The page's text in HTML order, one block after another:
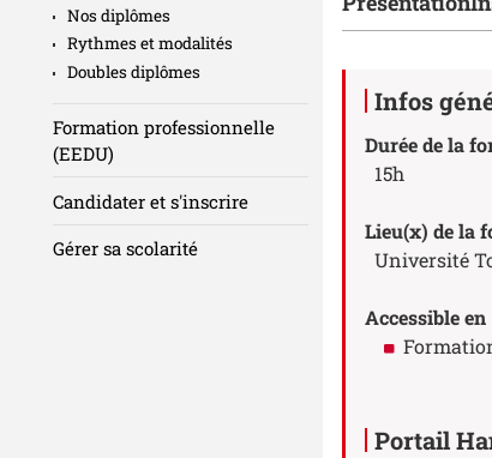
Infos
Durée de la
15h
Lieu(x) de la
Université
Accessible en
Portail
Nos diplômes
Rythmes et modalités
Doubles diplômes
Formation professionnelle
(EEDU)
Candidater et s'inscrire
Gérer sa scolarité